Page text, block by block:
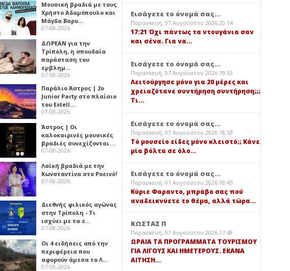
Μουσική βραδιά με τους
Χρήστο Αδαμόπουλο και
Μάγδα Βαρο…
07-08-2026
ΔΩΡΕΑΝ για την
Τρίπολη, η σπουδαία
παράσταση του
εμβλημ…
07-08-2026
Παράλιο Άστρος | 2ο
Junior Party στο πλαίσιο
του Estell…
07-08-2026
Άστρος | Οι
καλοκαιρινές μουσικές
βραδιές συνεχίζονται …
07-08-2026
Λαϊκή βραδιά με την
Κωνσταντίνα στο Ροεινό!
07-08-2026
Διεθνής φιλικός αγώνας
στην Τρίπολη - Τι
ισχύει με τα ε…
07-08-2026
Οι 4 ειδήσεις από την
περιφέρεια που
αφορούν άμεσα το Λ…
07-08-2026
Εισάγετε το όνομά σας...
Παρασκευή, 07 Αυγούστου 2026 20:14
17:21 Όχι πάντως τα ντουγάνια σαν
και σένα. Για να…
Εισάγετε το όνομά σας...
Παρασκευή, 07 Αυγούστου 2026 19:33
Λειτούργησε μόνο για 20 μέρες και
χρειαζότανε συντήρηση συντήρηση;;;
Τι…
Εισάγετε το όνομά σας...
Παρασκευή, 07 Αυγούστου 2026 18:53
Τό μουσείο είδες μόνο κλειστό;; Κάνε
μία βόλτα σε όλο…
Εισάγετε το όνομά σας...
Παρασκευή, 07 Αυγούστου 2026 18:45
Κύριε Φαραντο, μπράβο σας πού
αναδεικνύετε το θέμα, αλλά τώρα…
ΚΩΣΤΑΣ Π
Παρασκευή, 07 Αυγούστου 2026 17:48
ΩΡΑΙΑ ΤΑ ΠΡΟΓΡΑΜΜΑΤΑ ΤΟΥΡΙΣΜΟΥ
ΓΙΑ ΛΙΓΟΥΣ ΚΑΙ ΗΜΕΤΕΡΟΥΣ. ΕΚΑΝΑ
ΑΙΤΗΣΗ…